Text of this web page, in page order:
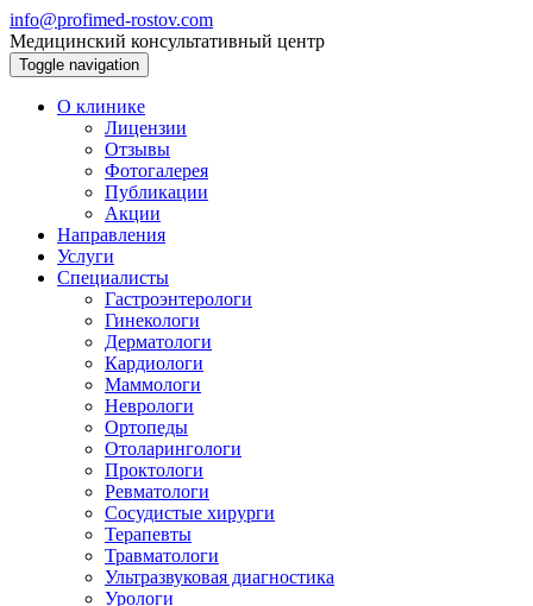
info@profimed-rostov.com
Медицинский консультативный центр
Toggle navigation
О клинике
Лицензии
Отзывы
Фотогалерея
Публикации
Акции
Направления
Услуги
Специалисты
Гастроэнтерологи
Гинекологи
Дерматологи
Кардиологи
Маммологи
Неврологи
Ортопеды
Отоларингологи
Проктологи
Ревматологи
Сосудистые хирурги
Терапевты
Травматологи
Ультразвуковая диагностика
Урологи